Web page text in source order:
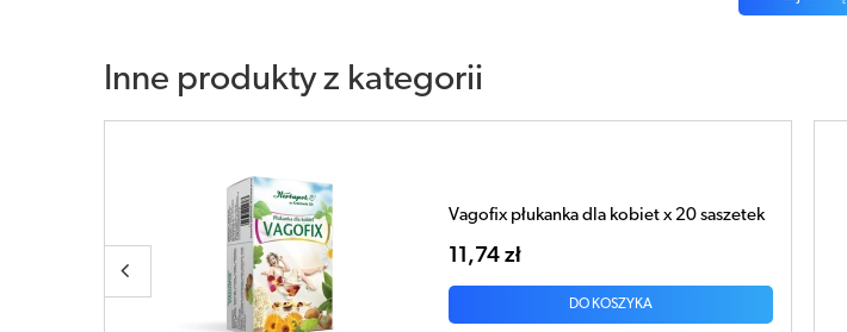
Inne produkty z kategorii
Vagofix płukanka dla kobiet x 20 saszetek
11,74 zł
DO KOSZYKA